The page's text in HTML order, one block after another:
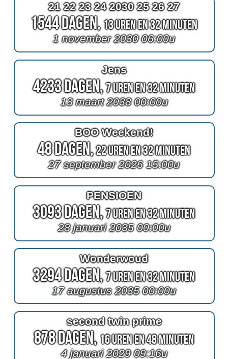
21 22 23 24 2030 25 26 27
1544 Dagen,13 Uren en 32 Minuten
1 november 2030 06:00u
Jens
4233 Dagen,7 Uren en 32 Minuten
13 maart 2038 00:00u
BOO Weekend!
48 Dagen,22 Uren en 32 Minuten
27 september 2026 15:00u
PENSIOEN
3093 Dagen,7 Uren en 32 Minuten
28 januari 2035 00:00u
Wonderwoud
3294 Dagen,7 Uren en 32 Minuten
17 augustus 2035 00:00u
second twin prime
878 Dagen,16 Uren en 48 Minuten
4 januari 2029 09:16u